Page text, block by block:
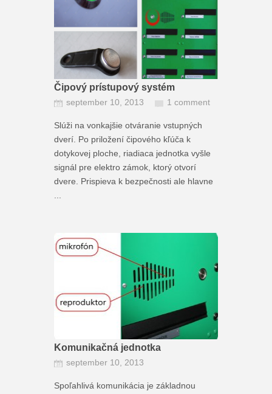
Čipový prístupový systém
september 10, 2013 1 comment
Slúži na vonkajšie otváranie vstupných
dverí. Po priložení čipového kľúča k
dotykovej ploche, riadiaca jednotka vyšle
signál pre elektro zámok, ktorý otvorí
dvere. Prispieva k bezpečnosti ale hlavne
Komunikačná jednotka
september 10, 2013
Spoľahlivá komunikácia je základnou